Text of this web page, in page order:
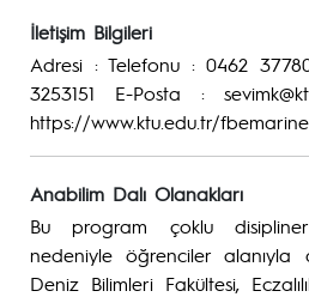
İletişim Bilgileri
Adresi : Telefonu : 0462
3253151 E-Posta :
https://www.ktu.edu.tr/
Anabilim Dalı Olanakları
Bu program çoklu
nedeniyle öğrenciler
Deniz Bilimleri Fakültesi,